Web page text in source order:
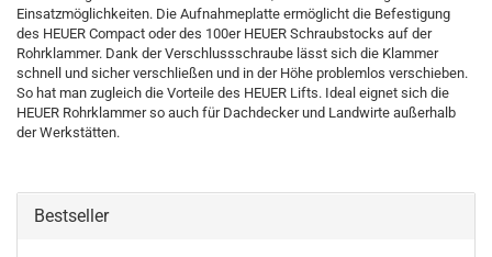
Einsatzmöglichkeiten. Die Aufnahmeplatte ermöglicht die Befestigung
des HEUER Compact oder des 100er HEUER Schraubstocks auf der
Rohrklammer. Dank der Verschlussschraube lässt sich die Klammer
schnell und sicher verschließen und in der Höhe problemlos verschieben.
So hat man zugleich die Vorteile des HEUER Lifts. Ideal eignet sich die
HEUER Rohrklammer so auch für Dachdecker und Landwirte außerhalb
der Werkstätten.
Bestseller